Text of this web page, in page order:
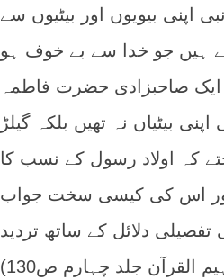
اپنی بیویوں اور بیٹیوں سے
ہیں جو خدا سے بے خوف ہو
صاحبزادی حضرت فاطمہ
بیٹیاں نہ تھیں بلکہ گیلڑ
کہ اولاد رسول کے نسب کا
اور اس کی کیسی سخت جواب
دلائل کے ساتھ تردید
القرآن جلد چہارم ص130)